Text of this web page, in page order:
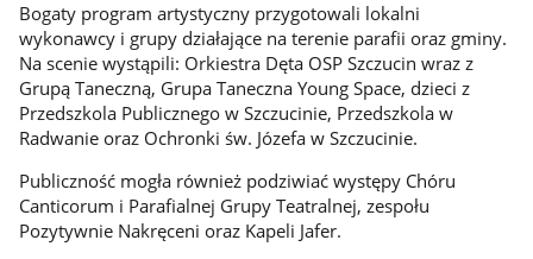
Bogaty program artystyczny przygotowali lokalni
wykonawcy i grupy działające na terenie parafii oraz gminy.
Na scenie wystąpili: Orkiestra Dęta OSP Szczucin wraz z
Grupą Taneczną, Grupa Taneczna Young Space, dzieci z
Przedszkola Publicznego w Szczucinie, Przedszkola w
Radwanie oraz Ochronki św. Józefa w Szczucinie.
Publiczność mogła również podziwiać występy Chóru
Canticorum i Parafialnej Grupy Teatralnej, zespołu
Pozytywnie Nakręceni oraz Kapeli Jafer.